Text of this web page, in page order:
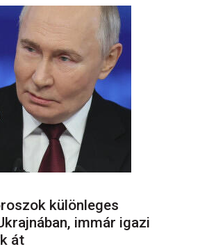
különleges
immár igazi
át